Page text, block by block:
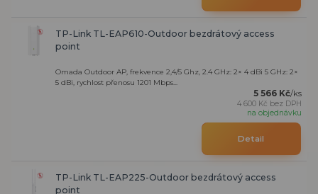
TP-Link TL-EAP610-Outdoor bezdrátový access
point
Omada Outdoor AP, frekvence 2,4/5 Ghz, 2.4 GHz: 2× 4 dBi 5 GHz: 2×
5 dBi, rychlost přenosu 1201 Mbps...
5 566 Kč/ks
4 600 Kč bez DPH
na objednávku
Detail
TP-Link TL-EAP225-Outdoor bezdrátový access
point